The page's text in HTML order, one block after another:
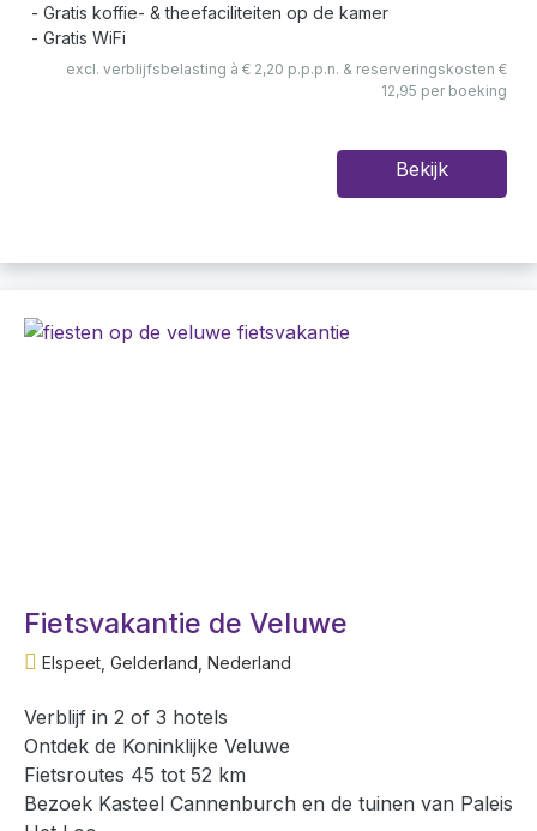
Gratis koffie- & theefaciliteiten op de kamer
Gratis WiFi
excl. verblijfsbelasting à € 2,20 p.p.p.n. & reserveringskosten €
12,95 per boeking
Bekijk
Fietsvakantie de Veluwe
Elspeet, Gelderland, Nederland
Verblijf in 2 of 3 hotels
Ontdek de Koninklijke Veluwe
Fietsroutes 45 tot 52 km
Bezoek Kasteel Cannenburch en de tuinen van Paleis